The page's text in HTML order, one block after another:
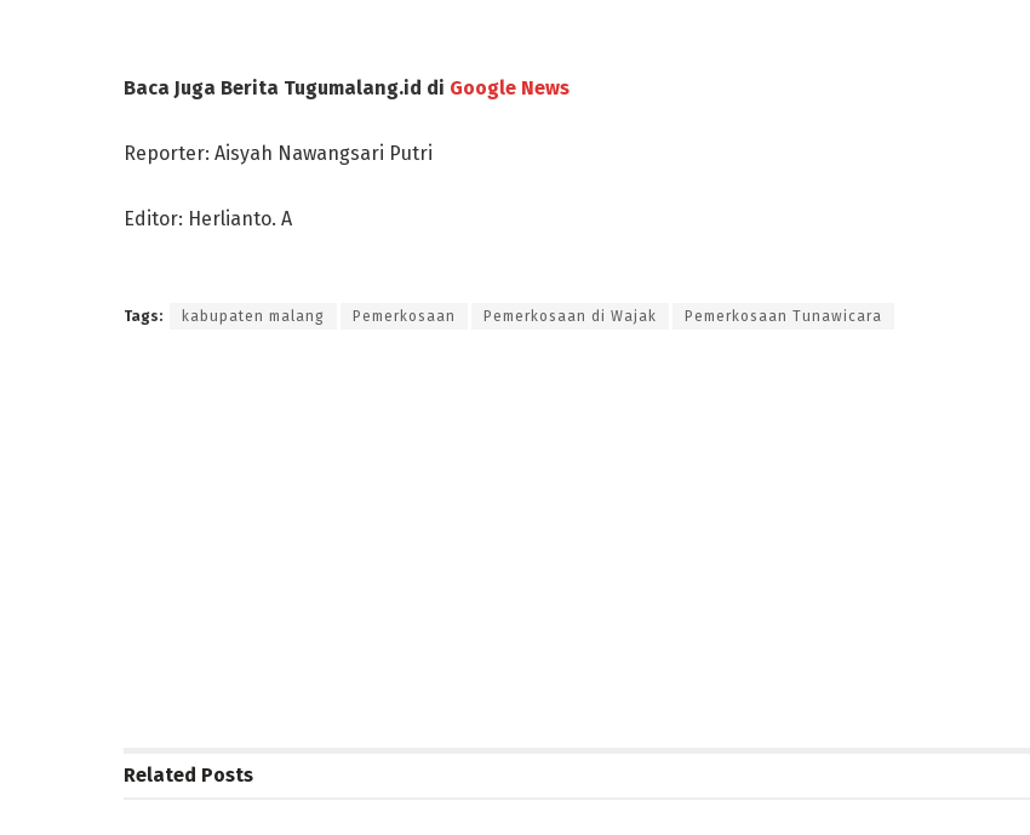
Baca Juga Berita Tugumalang.id di Google News
Reporter: Aisyah Nawangsari Putri
Editor: Herlianto. A
Tags: kabupaten malang Pemerkosaan Pemerkosaan di Wajak Pemerkosaan Tunawicara
Related Posts